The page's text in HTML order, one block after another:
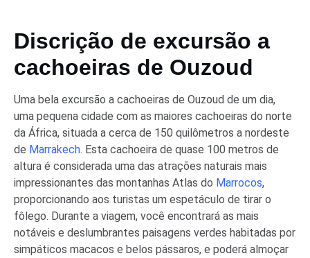
Discrição de excursão a
cachoeiras de Ouzoud
Uma bela excursão a cachoeiras de Ouzoud de um dia,
uma pequena cidade com as maiores cachoeiras do norte
da África, situada a cerca de 150 quilômetros a nordeste
de Marrakech. Esta cachoeira de quase 100 metros de
altura é considerada uma das atrações naturais mais
impressionantes das montanhas Atlas do Marrocos,
proporcionando aos turistas um espetáculo de tirar o
fôlego. Durante a viagem, você encontrará as mais
notáveis e deslumbrantes paisagens verdes habitadas por
simpáticos macacos e belos pássaros, e poderá almoçar